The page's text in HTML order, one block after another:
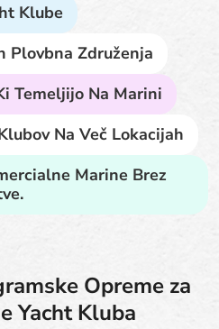
Klube
Plovbna Združenja
Temeljijo Na Marini
Na Več Lokacijah
Marine Brez
Opreme za
Yacht Kluba